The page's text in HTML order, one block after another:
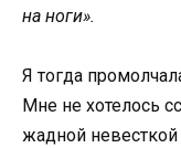
на ноги».
Я тогда
Мне не хотелось
жадной невесткой